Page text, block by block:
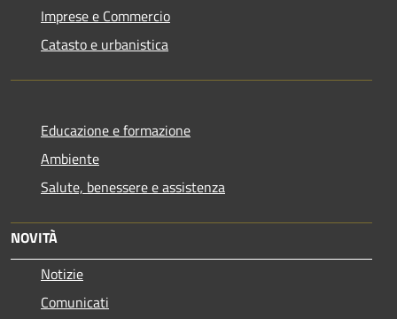
Imprese e Commercio
Catasto e urbanistica
Educazione e formazione
Ambiente
Salute, benessere e assistenza
NOVITÀ
Notizie
Comunicati